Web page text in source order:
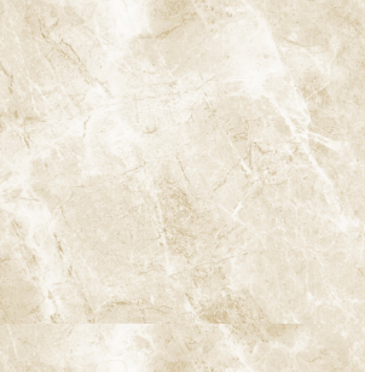
央線(快速)「阿佐ケ谷駅」徒歩0分 / JR中央/
徒歩0分 / 東京メトロ丸ノ内線「南阿佐ケ谷
ぐでとても通いやすい場所にある歯医者です
宿、東京都内、隣接県や遠方からも患者様に
といえます。